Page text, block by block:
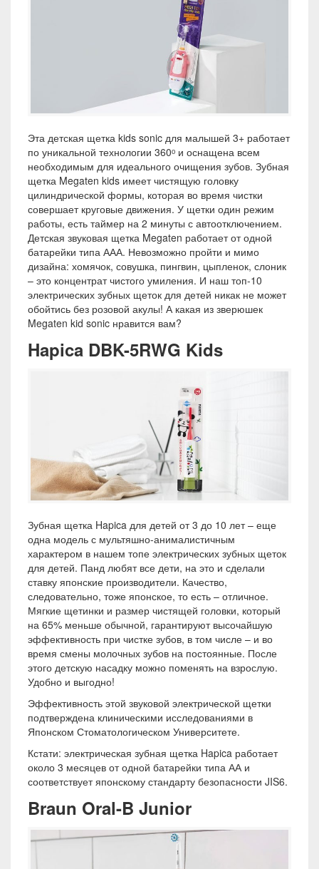
Эта детская щетка kids sonic для малышей 3+ работает
по уникальной технологии 360ᵒ и оснащена всем
необходимым для идеального очищения зубов. Зубная
щетка Megaten kids имеет чистящую головку
цилиндрической формы, которая во время чистки
совершает круговые движения. У щетки один режим
работы, есть таймер на 2 минуты с автоотключением.
Детская звуковая щетка Megaten работает от одной
батарейки типа ААА. Невозможно пройти и мимо
дизайна: хомячок, совушка, пингвин, цыпленок, слоник
– это концентрат чистого умиления. И наш топ-10
электрических зубных щеток для детей никак не может
обойтись без розовой акулы! А какая из зверюшек
Megaten kid sonic нравится вам?
Hapica DBK-5RWG Kids
Зубная щетка Hapica для детей от 3 до 10 лет – еще
одна модель с мультяшно-анималистичным
характером в нашем топе электрических зубных щеток
для детей. Панд любят все дети, на это и сделали
ставку японские производители. Качество,
следовательно, тоже японское, то есть – отличное.
Мягкие щетинки и размер чистящей головки, который
на 65% меньше обычной, гарантируют высочайшую
эффективность при чистке зубов, в том числе – и во
время смены молочных зубов на постоянные. После
этого детскую насадку можно поменять на взрослую.
Удобно и выгодно!
Эффективность этой звуковой электрической щетки
подтверждена клиническими исследованиями в
Японском Стоматологическом Университете.
Кстати: электрическая зубная щетка Hapica работает
около 3 месяцев от одной батарейки типа АА и
соответствует японскому стандарту безопасности JIS6.
Braun Oral-B Junior